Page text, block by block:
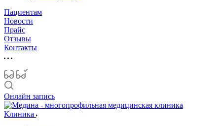
Пациентам
Новости
Прайс
Отзывы
Контакты
Онлайн запись
Клиника